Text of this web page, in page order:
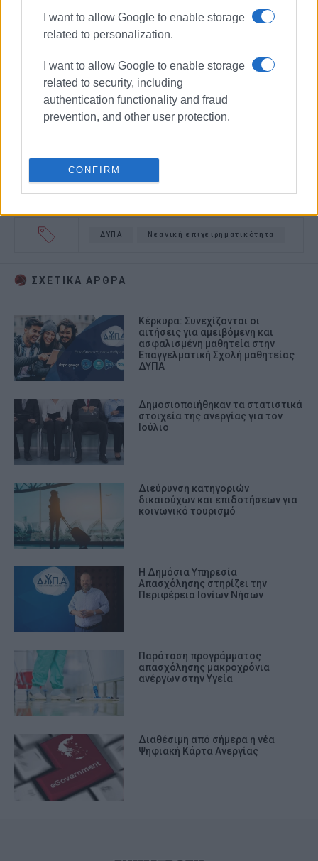
I want to allow Google to enable storage
related to personalization.
I want to allow Google to enable storage
related to security, including
authentication functionality and fraud
prevention, and other user protection.
CONFIRM
ΔΥΠΑ Νεανική επιχειρηματικότητα
ΣΧΕΤΙΚA AΡΘΡΑ
Κέρκυρα: Συνεχίζονται οι
αιτήσεις για αμειβόμενη και
ασφαλισμένη μαθητεία στην
Επαγγελματική Σχολή μαθητείας
ΔΥΠΑ
Δημοσιοποιήθηκαν τα στατιστικά
στοιχεία της ανεργίας για τον
Ιούλιο
Διεύρυνση κατηγοριών
δικαιούχων και επιδοτήσεων για
κοινωνικό τουρισμό
Η Δημόσια Υπηρεσία
Απασχόλησης στηρίζει την
Περιφέρεια Ιονίων Νήσων
Παράταση προγράμματος
απασχόλησης μακροχρόνια
ανέργων στην Υγεία
Διαθέσιμη από σήμερα η νέα
Ψηφιακή Κάρτα Ανεργίας